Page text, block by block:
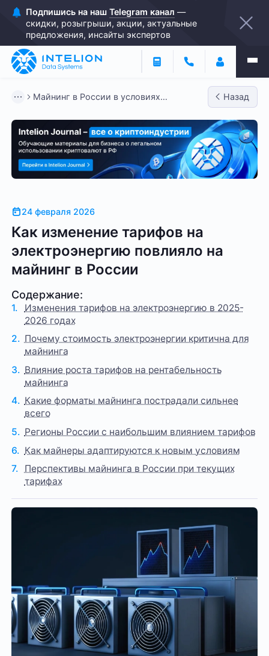
Подпишись на наш Telegram канал —
скидки, розыгрыши, акции, актуальные
предложения, инсайты экспертов
Майнинг в России в условиях
Назад
24 февраля 2026
Как изменение тарифов на
электроэнергию повлияло на
майнинг в России
Содержание:
Изменения тарифов на электроэнергию в 2025-
2026 годах
Почему стоимость электроэнергии критична для
майнинга
Влияние роста тарифов на рентабельность
майнинга
Какие форматы майнинга пострадали сильнее
всего
Регионы России с наибольшим влиянием тарифов
Как майнеры адаптируются к новым условиям
Перспективы майнинга в России при текущих
тарифах